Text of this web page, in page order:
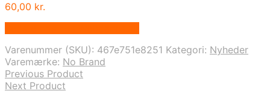
60,00 kr.
Varenummer (SKU): 467e751e8251 Kategori: Nyheder
Varemærke: No Brand
Previous Product
Next Product